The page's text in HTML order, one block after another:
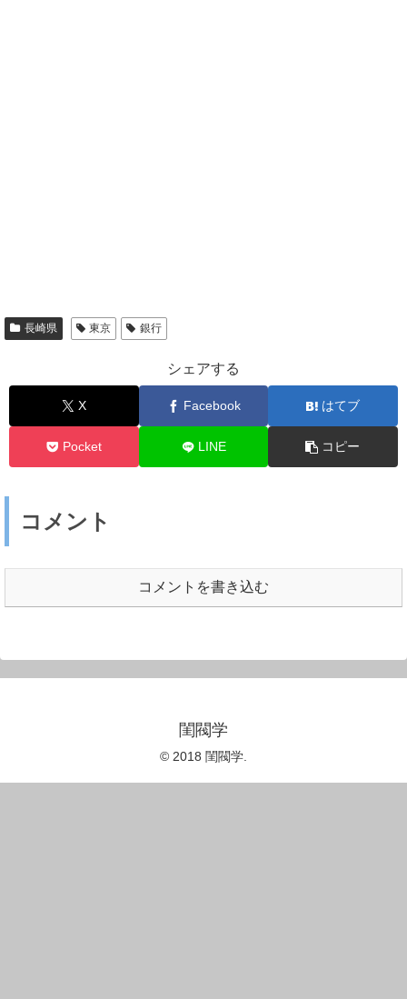
長崎県 東京 銀行
シェアする
X Facebook はてブ
Pocket LINE コピー
コメント
コメントを書き込む
閨閥学
© 2018 閨閥学.